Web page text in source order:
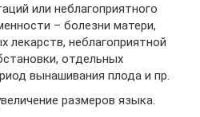
или неблагоприятного
– болезни матери,
лекарств, неблагоприятной
отдельных
вынашивания плода и пр.
размеров языка.